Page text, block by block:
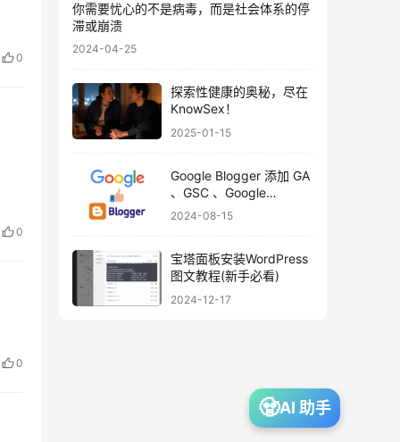
0
0
0
你需要忧心的不是病毒，而是社会体系的停
滞或崩溃
2024-04-25
探索性健康的奥秘，尽在
KnowSex！
2025-01-15
Google Blogger 添加 GA
、GSC 、Google
Adsense 最新教程
2024-08-15
宝塔面板安装WordPress
图文教程(新手必看)
2024-12-17
🧟AI 助手